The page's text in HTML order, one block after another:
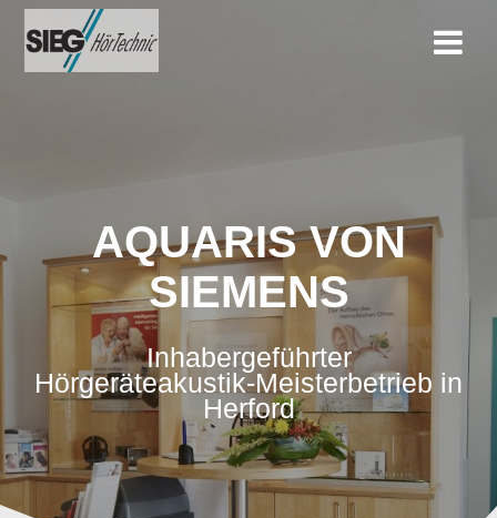
AQUARIS VON
SIEMENS
Inhabergeführter
Hörgeräteakustik-Meisterbetrieb in
Herford